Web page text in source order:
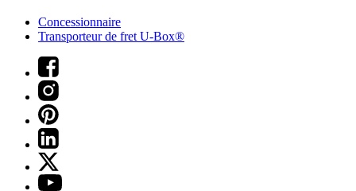
Concessionnaire
Transporteur de fret U-Box®